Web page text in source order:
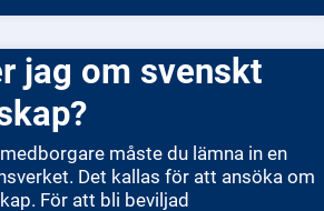
måste du lämna in en
Det kallas för att ansöka om
För att bli beviljad